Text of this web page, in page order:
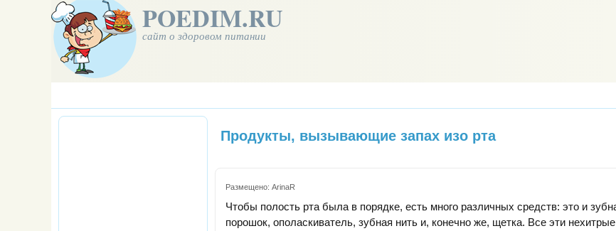
POEDIM.RU
сайт о здоровом питании
Продукты, вызывающие запах изо рта
Размещено: ArinaR
Чтобы полость рта была в порядке, есть много различных средств: это и
порошок, ополаскиватель, зубная нить и, конечно же, щетка. Все эти нехитрые